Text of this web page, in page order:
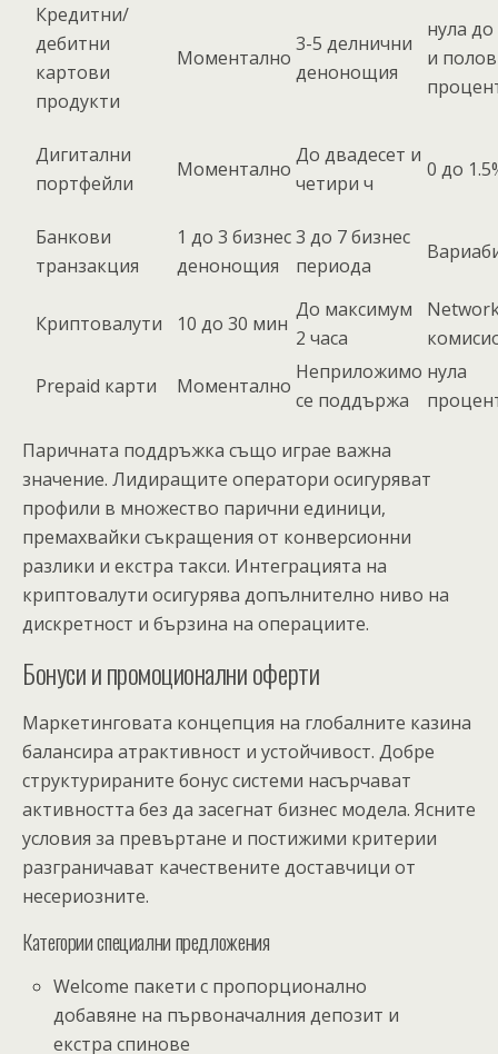
Кредитни/
дебитни
картови
продукти
Моментално
3-5 делнични
денонощия
нула
и
Дигитални
портфейли
Моментално
До двадесет и
четири ч
0 до
Банкови
транзакция
1 до 3 бизнес
денонощия
3 до 7 бизнес
периода
Криптовалути 10 до 30 мин
До максимум
2 часа
Prepaid карти
Моментално
Неприложимо
се поддържа
нула
Паричната поддръжка също играе важна
значение. Лидиращите оператори осигуряват
профили в множество парични единици,
премахвайки съкращения от конверсионни
разлики и екстра такси. Интеграцията на
криптовалути осигурява допълнително ниво на
дискретност и бързина на операциите.
Бонуси и промоционални оферти
Маркетинговата концепция на глобалните казина
балансира атрактивност и устойчивост. Добре
структурираните бонус системи насърчават
активността без да засегнат бизнес модела. Ясните
условия за превъртане и постижими критерии
разграничават качествените доставчици от
несериозните.
Категории специални предложения
Welcome пакети с пропорционално
добавяне на първоначалния депозит и
екстра спинове